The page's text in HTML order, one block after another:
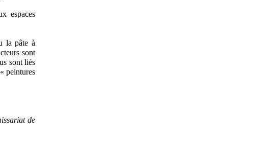
espaces
la pâte à
sont
sont liés
peintures
de